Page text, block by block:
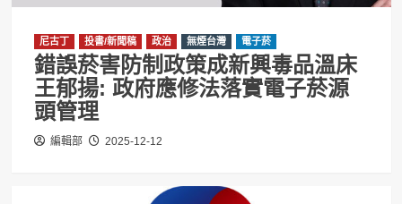
尼古丁 投書/新聞稿 政治 無煙台灣 電子菸
錯誤菸害防制政策成新興毒品溫床
王郁揚: 政府應修法落實電子菸源
頭管理
編輯部 2025-12-12